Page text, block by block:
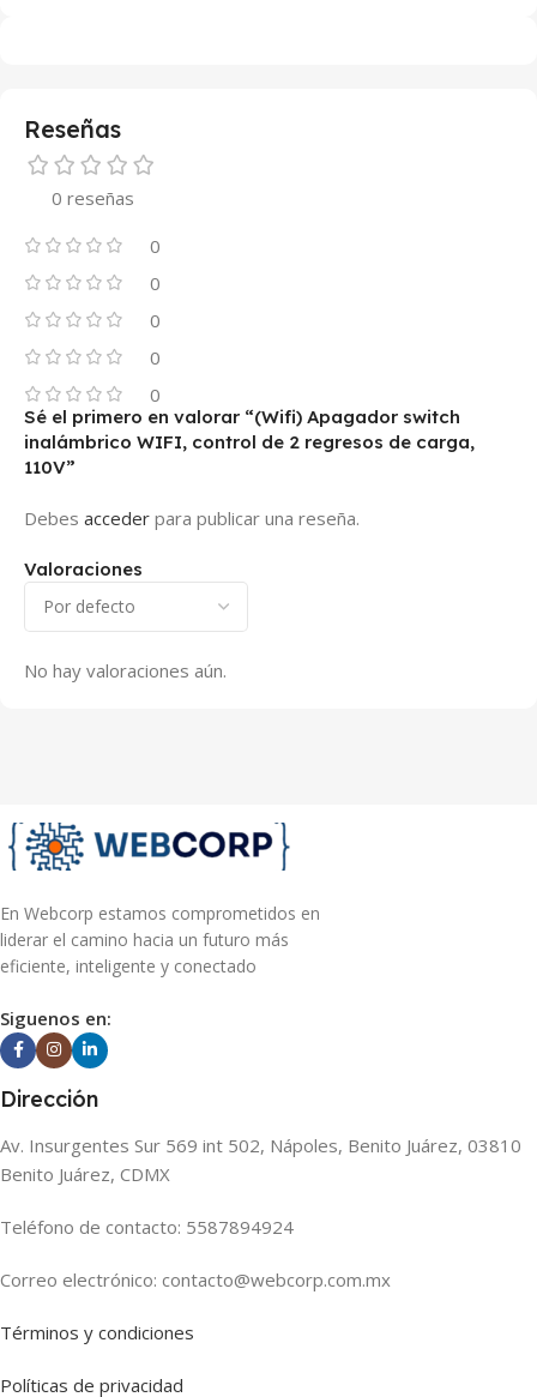
Reseñas
0 reseñas
0
0
0
0
0
Valoraciones
No hay valoraciones aún.
Sé el primero en valorar “(Wifi) Apagador switch
inalámbrico WIFI, control de 2 regresos de carga,
110V”
Debes acceder para publicar una reseña.
En Webcorp estamos comprometidos en
liderar el camino hacia un futuro más
eficiente, inteligente y conectado
Siguenos en:
Dirección
Av. Insurgentes Sur 569 int 502, Nápoles, Benito Juárez, 03810
Benito Juárez, CDMX
Teléfono de contacto: 5587894924
Correo electrónico: contacto@webcorp.com.mx
Términos y condiciones
Políticas de privacidad